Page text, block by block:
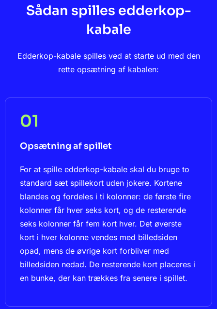
Sådan spilles edderkop-
kabale
Edderkop-kabale spilles ved at starte ud med den
rette opsætning af kabalen:
01
Opsætning af spillet
For at spille edderkop-kabale skal du bruge to
standard sæt spillekort uden jokere. Kortene
blandes og fordeles i ti kolonner: de første fire
kolonner får hver seks kort, og de resterende
seks kolonner får fem kort hver. Det øverste
kort i hver kolonne vendes med billedsiden
opad, mens de øvrige kort forbliver med
billedsiden nedad. De resterende kort placeres i
en bunke, der kan trækkes fra senere i spillet.